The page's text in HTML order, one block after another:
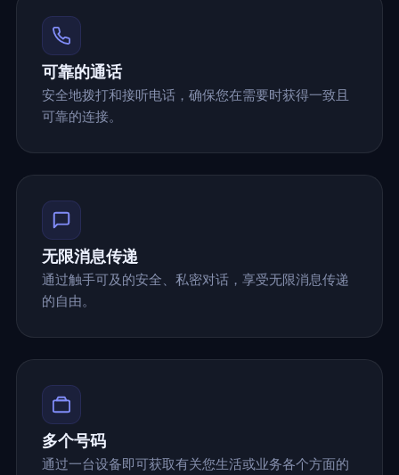
可靠的通话
安全地拨打和接听电话，确保您在需要时获得一致且
可靠的连接。
无限消息传递
通过触手可及的安全、私密对话，享受无限消息传递
的自由。
多个号码
通过一台设备即可获取有关您生活或业务各个方面的